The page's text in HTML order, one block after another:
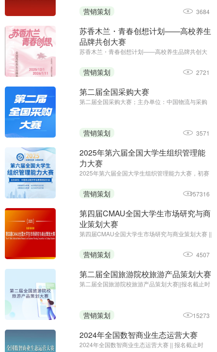
（www.cmau.org.cn）、Credamo见数
（www.credamo.com）
营销策划 3684
苏香木兰・青春创想计划——高校养生
品牌共创大赛
苏香木兰・青春创想计划——高校养生品牌共创大
海苏香木兰健康科技有限公司
营销策划 2721
第二届全国采购大赛
第二届全国采购大赛；主办单位：中国物流与采购
营销策划 3571
2025年第六届全国大学生组织管理能
力大赛
2025年第六届全国大学生组织管理能力大赛，初赛
日;主办单位：中国商业经济学会教育培训分会
营销策划 157316
第四届CMAU全国大学生市场研究与商
业策划大赛
第四届CMAU全国大学生市场研究与商业策划大赛 ||
院校市场学研究会、Credamo见数
营销策划 4507
第二届全国旅游院校旅游产品策划大赛
第二届全国旅游院校旅游产品策划大赛||报名截止时
营销策划 15273
2024年全国数智商业生态运营大赛
2024年全国数智商业生态运营大赛 || 报名截止时